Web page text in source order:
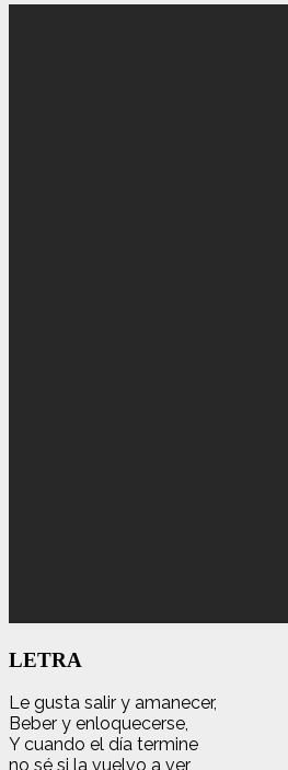
LETRA
Le gusta salir y amanecer,
Beber y enloquecerse,
Y cuando el día termine
no sé si la vuelvo a ver,